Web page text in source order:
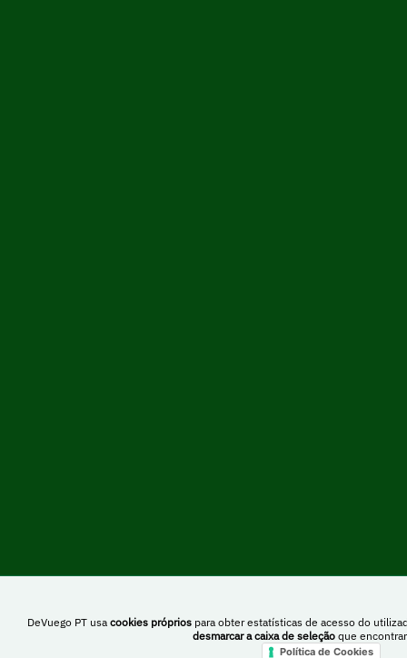
DeVuego PT usa cookies própriospara obter estatísticas de acesso do
desmarcar a caixa de seleção que
Política de Cookies